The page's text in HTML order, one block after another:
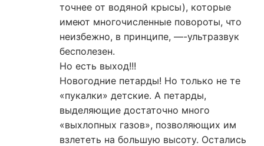
точнее от водяной крысы), которые
имеют многочисленные повороты, что
неизбежно, в принципе, —-ультразвук
бесполезен.
Но есть выход!!!
Новогодние петарды! Но только не те
«пукалки» детские. А петарды,
выделяющие достаточно много
«выхлопных газов», позволяющих им
взлететь на большую высоту. Остались